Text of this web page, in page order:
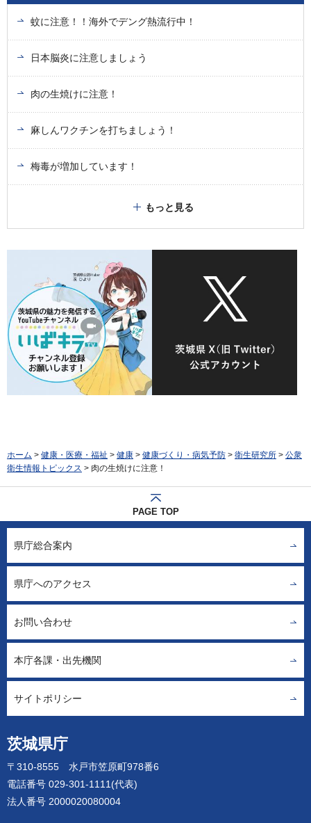
蚊に注意！！海外でデング熱流行中！
日本脳炎に注意しましょう
肉の生焼けに注意！
麻しんワクチンを打ちましょう！
梅毒が増加しています！
もっと見る
ホーム > 健康・医療・福祉 > 健康 > 健康づくり・病気予防 > 衛生研究所 > 公衆
衛生情報トピックス > 肉の生焼けに注意！
PAGE TOP
茨城県庁
〒310-8555 水戸市笠原町978番6
電話番号 029-301-1111(代表)
法人番号 2000020080004
県庁総合案内
県庁へのアクセス
お問い合わせ
本庁各課・出先機関
サイトポリシー